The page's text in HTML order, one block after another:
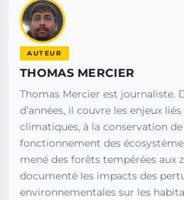
AUTEUR
THOMAS MERCIER
Thomas Mercier est journaliste.
d’années, il couvre les enjeux
climatiques, à la conservation
fonctionnement des
mené des forêts tempérées aux
documenté les impacts des
environnementales sur les